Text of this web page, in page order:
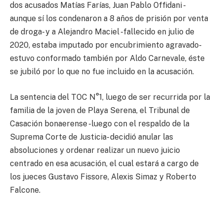
dos acusados Matías Farías, Juan Pablo Offidani -
aunque sí los condenaron a 8 años de prisión por venta
de droga- y a Alejandro Maciel -fallecido en julio de
2020, estaba imputado por encubrimiento agravado-
estuvo conformado también por Aldo Carnevale, éste
se jubiló por lo que no fue incluido en la acusación.
La sentencia del TOC N°1, luego de ser recurrida por la
familia de la joven de Playa Serena, el Tribunal de
Casación bonaerense -luego con el respaldo de la
Suprema Corte de Justicia- decidió anular las
absoluciones y ordenar realizar un nuevo juicio
centrado en esa acusación, el cual estará a cargo de
los jueces Gustavo Fissore, Alexis Simaz y Roberto
Falcone.